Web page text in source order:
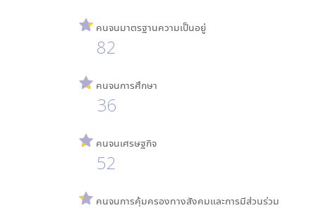
คนจนมาตรฐานความเป็นอยู่
82
คนจนการศึกษา
36
คนจนเศรษฐกิจ
52
คนจนการคุ้มครองทางสังคมและการมีส่วนร่วม